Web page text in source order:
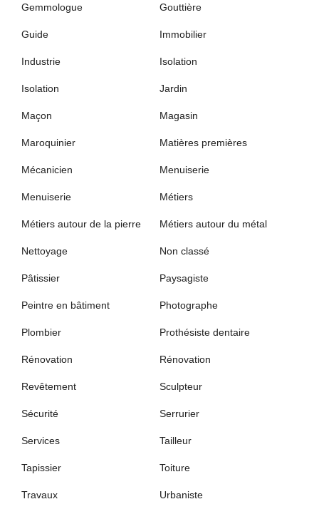
Gemmologue Gouttière
Guide Immobilier
Industrie Isolation
Isolation Jardin
Maçon Magasin
Maroquinier Matières premières
Mécanicien Menuiserie
Menuiserie Métiers
Métiers autour de la pierre Métiers autour du métal
Nettoyage Non classé
Pâtissier Paysagiste
Peintre en bâtiment Photographe
Plombier Prothésiste dentaire
Rénovation Rénovation
Revêtement Sculpteur
Sécurité Serrurier
Services Tailleur
Tapissier Toiture
Travaux Urbaniste